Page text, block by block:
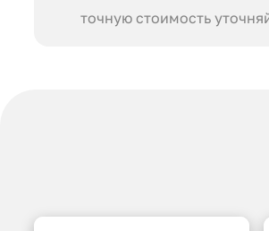
точную стоимость